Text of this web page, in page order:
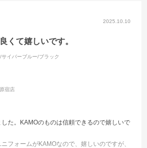
2025.10.10
くて嬉しいです。
イバーブルー/ブラック
原宿店
た。KAMOのものは信頼できるので嬉しいで
フォームがKAMOなので、嬉しいのですが、